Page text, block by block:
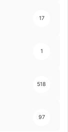
17
1
518
97